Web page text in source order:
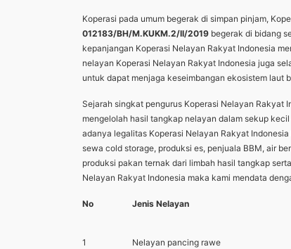
Koperasi pada umum begerak di simpan pinjam,
012183/BH/M.KUKM.2/II/2019 begerak di bidang
kepanjangan Koperasi Nelayan Rakyat Indonesia
nelayan Koperasi Nelayan Rakyat Indonesia juga
untuk dapat menjaga keseimbangan ekosistem laut
Sejarah singkat pengurus Koperasi Nelayan Rakyat
mengelolah hasil tangkap nelayan dalam sekup
adanya legalitas Koperasi Nelayan Rakyat
sewa cold storage, produksi es, penjuala BBM, air
produksi pakan ternak dari limbah hasil tangkap
Nelayan Rakyat Indonesia maka kami mendata
No Jenis Nelayan
1 Nelayan pancing rawe